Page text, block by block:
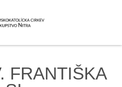
FRANTIŠKA